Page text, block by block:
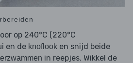
op 240°C (220°C
en de knoflook en snijd beide
in reepjes. Wikkel de